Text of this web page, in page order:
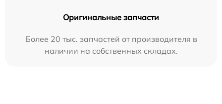
Оригинальные запчасти
Более 20 тыс. запчастей от производителя в
наличии на собственных складах.